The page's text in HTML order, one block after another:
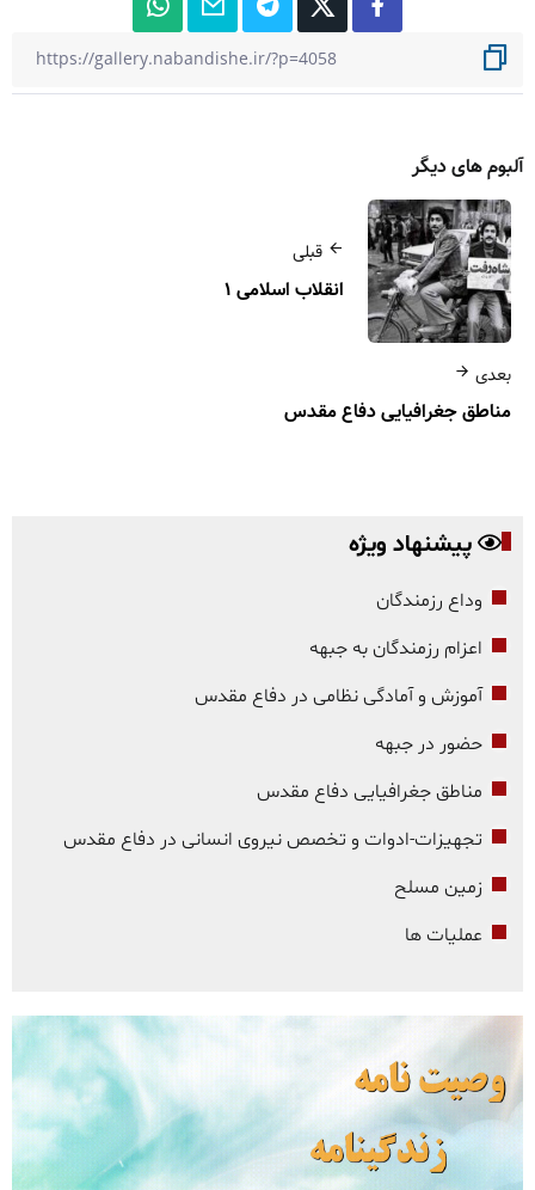
آلبوم های دیگر
قبلی
انقلاب اسلامی ۱
بعدی
مناطق جغرافیایی دفاع مقدس
پیشنهاد ویژه
وداع رزمندگان
اعزام رزمندگان به جبهه
آموزش و آمادگی نظامی در دفاع مقدس
حضور در جبهه
مناطق جغرافیایی دفاع مقدس
تجهیزات-ادوات و تخصص نیروی انسانی در دفاع مقدس
زمین مسلح
عملیات ها